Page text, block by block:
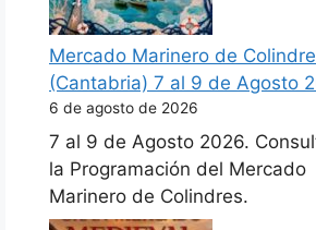
Mercado Marinero de
(Cantabria) 7 al 9 de Agosto
6 de agosto de 2026
7 al 9 de Agosto 2026.
la Programación del Mercado
Marinero de Colindres.